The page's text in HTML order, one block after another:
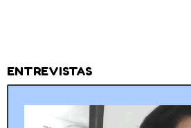
ENTREVISTAS